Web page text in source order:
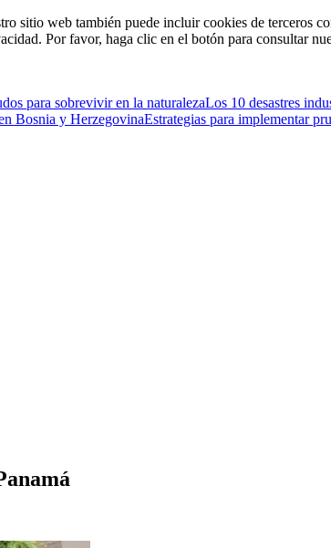
sitio web también puede incluir cookies de terceros
Por favor, haga clic en el botón para consultar
para sobrevivir en la naturalezaLos 10 desastres
Bosnia y HerzegovinaEstrategias para implementar